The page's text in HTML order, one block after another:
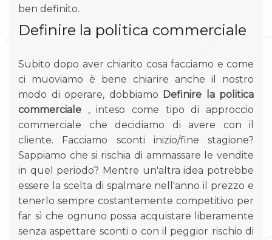
ben definito.
Definire la politica commerciale
Subito dopo aver chiarito cosa facciamo e come
ci muoviamo è bene chiarire anche il nostro
modo di operare, dobbiamo Definire la politica
commerciale , inteso come tipo di approccio
commerciale che decidiamo di avere con il
cliente. Facciamo sconti inizio/fine stagione?
Sappiamo che si rischia di ammassare le vendite
in quel periodo? Mentre un'altra idea potrebbe
essere la scelta di spalmare nell'anno il prezzo e
tenerlo sempre costantemente competitivo per
far sì che ognuno possa acquistare liberamente
senza aspettare sconti o con il peggior rischio di